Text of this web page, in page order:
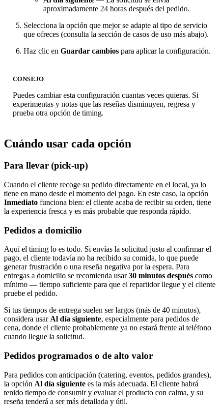
aproximadamente 24 horas después del pedido.
Selecciona la opción que mejor se adapte al tipo de servicio
que ofreces (consulta la sección de casos de uso más abajo).
Haz clic en Guardar cambios para aplicar la configuración.
CONSEJO
Puedes cambiar esta configuración cuantas veces quieras. Si
experimentas y notas que las reseñas disminuyen, regresa y
prueba otra opción de timing.
Cuándo usar cada opción
Para llevar (pick-up)
Cuando el cliente recoge su pedido directamente en el local, ya lo
tiene en mano desde el momento del pago. En este caso, la opción
Inmediato funciona bien: el cliente acaba de recibir su orden, tiene
la experiencia fresca y es más probable que responda rápido.
Pedidos a domicilio
Aquí el timing lo es todo. Si envías la solicitud justo al confirmar el
pago, el cliente todavía no ha recibido su comida, lo que puede
generar frustración o una reseña negativa por la espera. Para
entregas a domicilio se recomienda usar30 minutos después como
mínimo — tiempo suficiente para que el repartidor llegue y el cliente
pruebe el pedido.
Si tus tiempos de entrega suelen ser largos (más de 40 minutos),
considera usarAl día siguiente, especialmente para pedidos de
cena, donde el cliente probablemente ya no estará frente al teléfono
cuando llegue la solicitud.
Pedidos programados o de alto valor
Para pedidos con anticipación (catering, eventos, pedidos grandes),
la opción Al día siguiente es la más adecuada. El cliente habrá
tenido tiempo de consumir y evaluar el producto con calma, y su
reseña tenderá a ser más detallada y útil.